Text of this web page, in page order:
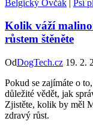
Belgický Ovčák | Psí
Kolik váží
růstem štěněte
OdDogTech.cz 19. 2.
Pokud se zajímáte o
důležité vědět, jak
Zjistěte, kolik by měl
zdravý růst.